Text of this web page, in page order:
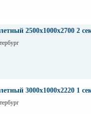
2500х1000х2700 2
3000х1000х2220 1